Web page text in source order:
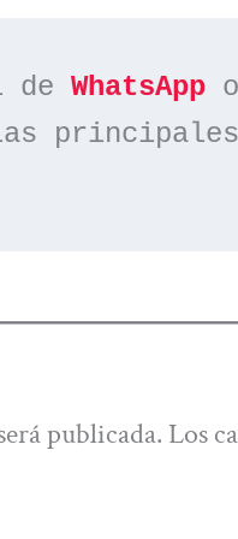
de WhatsApp
publicada. Los